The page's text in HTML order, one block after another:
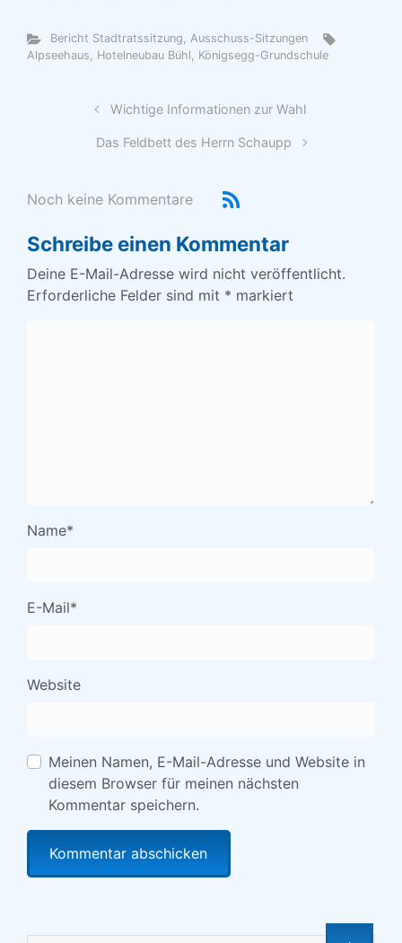
Bericht Stadtratssitzung, Ausschuss-Sitzungen
Alpseehaus, Hotelneubau Bühl, Königsegg-Grundschule
Wichtige Informationen zur Wahl
Das Feldbett des Herrn Schaupp
Noch keine Kommentare
Schreibe einen Kommentar
Deine E-Mail-Adresse wird nicht veröffentlicht.
Erforderliche Felder sind mit * markiert
Name*
E-Mail*
Website
Meinen Namen, E-Mail-Adresse und Website in
diesem Browser für meinen nächsten
Kommentar speichern.